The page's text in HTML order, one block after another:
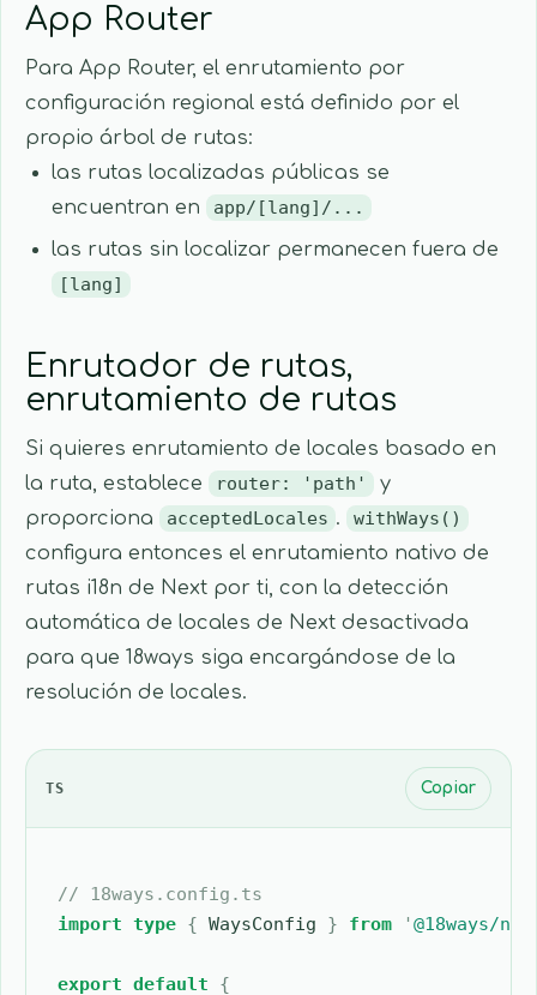
App Router
Para App Router, el enrutamiento por
configuración regional está definido por el
propio árbol de rutas:
las rutas localizadas públicas se
encuentran en
app/[lang]/...
las rutas sin localizar permanecen fuera de
[lang]
Enrutador de rutas,
enrutamiento de rutas
Si quieres enrutamiento de locales basado en
la ruta, establece
router: 'path'
y
proporciona
acceptedLocales .
withWays()
configura entonces el enrutamiento nativo de
rutas i18n de Next por ti, con la detección
automática de locales de Next desactivada
para que 18ways siga encargándose de la
resolución de locales.
TS Copiar
// 18ways.config.ts
import type { WaysConfig } from ' @18ways/
export default {